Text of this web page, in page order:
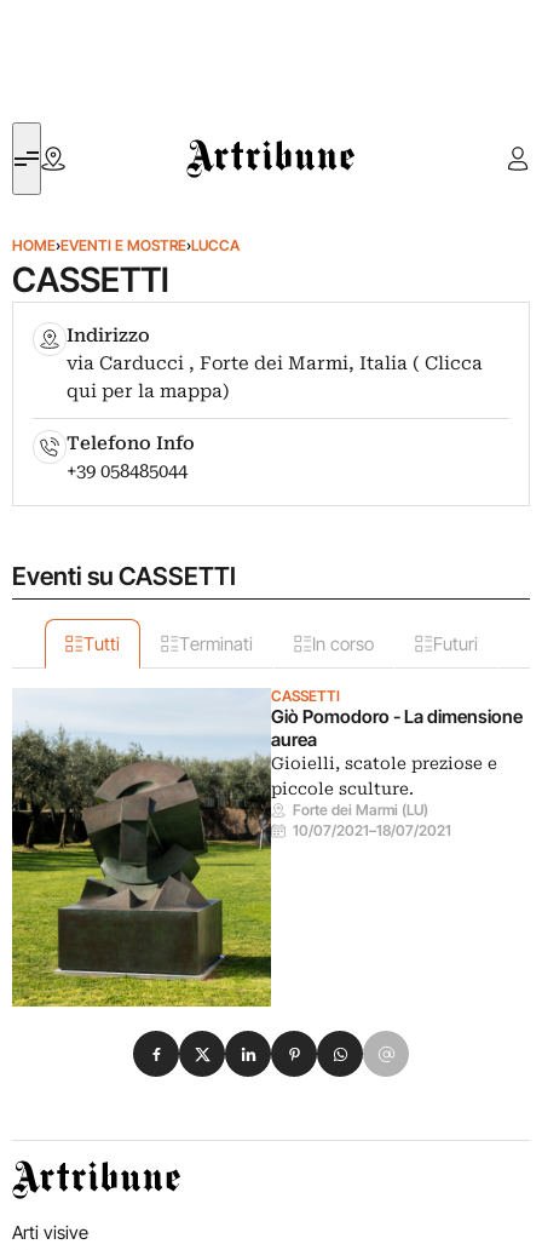
Artribune
HOME›EVENTI E MOSTRE›LUCCA
CASSETTI
Indirizzo
via Carducci , Forte dei Marmi, Italia ( Clicca
qui per la mappa)
Telefono Info
+39 058485044
Eventi su CASSETTI
Tutti Terminati In corso Futuri
CASSETTI
Giò Pomodoro - La dimensione
aurea
Gioielli, scatole preziose e
piccole sculture.
Forte dei Marmi (LU)
10/07/2021–18/07/2021
Condividi su Facebook
Condividi su X
Condividi su LinkedIn
Condividi su Pinterest
Condividi su WhatsApp
Condividi su Email
Artribune
Arti visive